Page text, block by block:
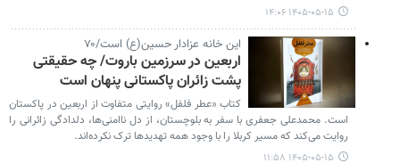
۱۴۰۵-۰۵-۱۵ ۱۴:۰۶
این خانه عزادار حسین(ع) است/۷۰
اربعین در سرزمین باروت/ چه حقیقتی
پشت زائران پاکستانی پنهان است
کتاب «عطر فلفل» روایتی متفاوت از اربعین در پاکستان
است. محمدعلی جعفری با سفر به بلوچستان، از دل ناامنی‌ها، دلدادگی زائرانی را
روایت می‌کند که مسیر کربلا را با وجود همه تهدیدها ترک نکرده‌اند.
۱۴۰۵-۰۵-۱۵ ۱۱:۵۸